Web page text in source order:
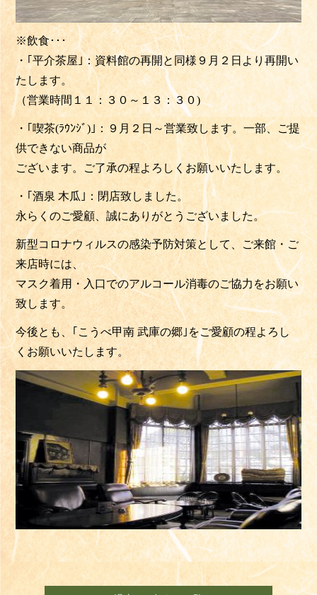
※飲食･･･
・｢平介茶屋｣：資料館の再開と同様９月２日より再開い
たします。
（営業時間１１：３０～１３：３０)
・｢喫茶(ﾗｳﾝｼﾞ)｣：９月２日～営業致します。一部、ご提
供できない商品が
ございます。ご了承の程よろしくお願いいたします。
・｢酒泉 木瓜｣：閉店致しました。
永らくのご愛顧、誠にありがとうございました。
新型コロナウィルスの感染予防対策として、ご来館・ご
来店時には、
マスク着用・入口でのアルコール消毒のご協力をお願い
致します。
今後とも、｢こうべ甲南 武庫の郷｣をご愛顧の程よろし
くお願いいたします。